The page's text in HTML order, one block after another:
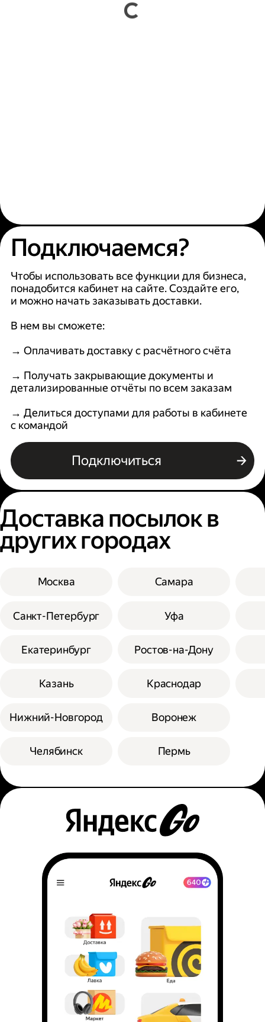
Подключаемся?
Чтобы использовать все функции для бизнеса,
понадобится кабинет на сайте. Создайте его,
и можно начать заказывать доставки.
В нем вы сможете:
→ Оплачивать доставку с расчётного счёта
→ Получать закрывающие документы и
детализированные отчёты по всем заказам
→ Делиться доступами для работы в кабинете
с командой
Подключиться
Доставка посылок в
других городах
Москва
Санкт-Петербург
Екатеринбург
Казань
Нижний-Новгород
Челябинск
Самара
Уфа
Ростов-на-Дону
Краснодар
Воронеж
Пермь